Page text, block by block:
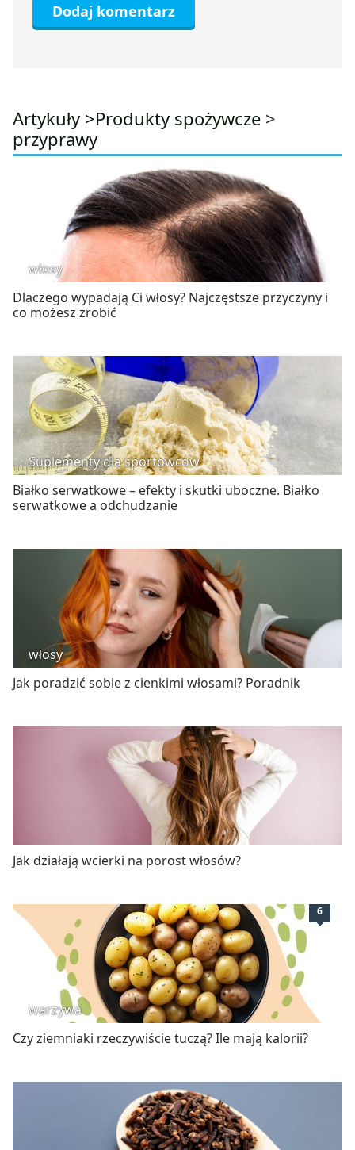
Artykuły >Produkty spożywcze >
przyprawy
włosy
Dlaczego wypadają Ci włosy? Najczęstsze przyczyny i
co możesz zrobić
Suplementy dla sportowców
Białko serwatkowe – efekty i skutki uboczne. Białko
serwatkowe a odchudzanie
włosy
Jak poradzić sobie z cienkimi włosami? Poradnik
Jak działają wcierki na porost włosów?
6
warzywa
Czy ziemniaki rzeczywiście tuczą? Ile mają kalorii?